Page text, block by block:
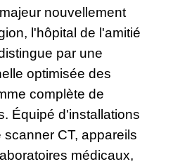
nouvellement
l'hôpital de l'amitié
par une
optimisée des
complète de
Équipé d'installations
CT, appareils
médicaux,